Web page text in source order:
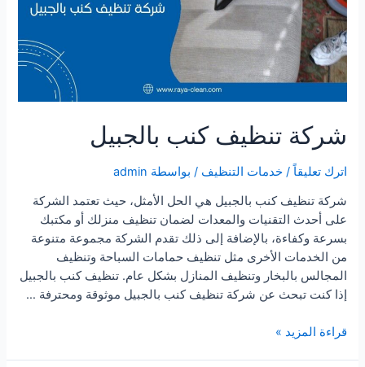
شركة تنظيف كنب بالجبيل
اترك تعليقاً /خدمات التنظيف / بواسطة admin
شركة تنظيف كنب بالجبيل هي الحل الأمثل، حيث تعتمد الشركة
على أحدث التقنيات والمعدات لضمان تنظيف منزلك أو مكتبك
بسرعة وكفاءة، بالإضافة إلى ذلك تقدم الشركة مجموعة متنوعة
من الخدمات الأخرى مثل تنظيف حمامات السباحة وتنظيف
المجالس بالبخار وتنظيف المنازل بشكل عام. تنظيف كنب بالجبيل
إذا كنت تبحث عن شركة تنظيف كنب بالجبيل موثوقة ومحترفة …
شركة
قراءة المزيد »